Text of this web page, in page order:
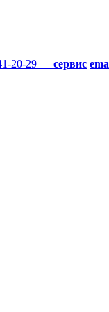
20-29 — сервис